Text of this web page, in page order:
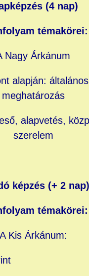
(4 nap)
témakörei:
Nagy Árkánum
alapján:
meghatározás
alapvetés,
szerelem
képzés (+ 2 nap)
témakörei:
A Kis Árkánum: